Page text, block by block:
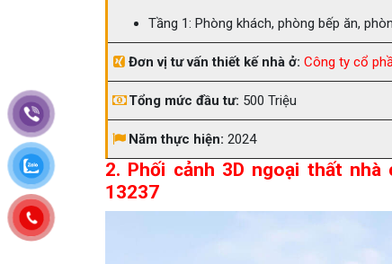
Tầng 1: Phòng khách, phòng bếp ăn,
Đơn vị tư vấn thiết kế nhà ở: Công ty cổ
Tổng mức đầu tư: 500 Triệu
Năm thực hiện: 2024
2. Phối cảnh 3D ngoại thất
13237